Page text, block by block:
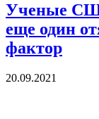
Ученые
еще один
фактор
20.09.2021